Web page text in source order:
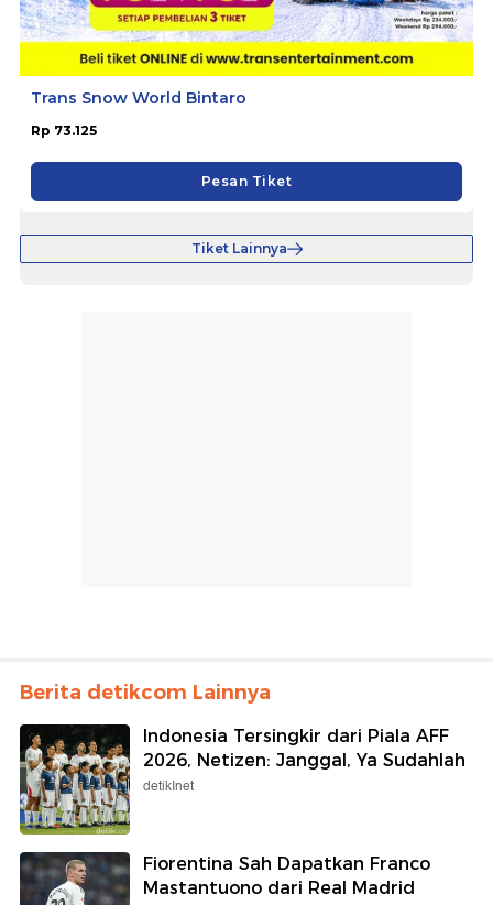
Trans Snow World Bintaro
Rp 73.125
Pesan Tiket
Tiket Lainnya
Berita detikcom Lainnya
Indonesia Tersingkir dari Piala AFF
2026, Netizen: Janggal, Ya Sudahlah
detikInet
Fiorentina Sah Dapatkan Franco
Mastantuono dari Real Madrid